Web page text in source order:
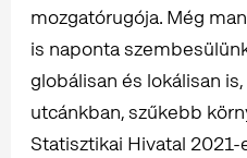
mozgatórugója. Még
is naponta
globálisan és lokálisan
utcánkban, szűkebb
Statisztikai Hivatal